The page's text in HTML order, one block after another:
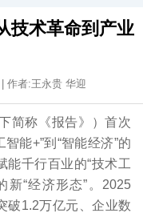
技术革命到产业
作者:王永贵 华迎
简称《报告》）首次
能+”到“智能经济”的
能千行百业的“技术工
新“经济形态”。2025
破1.2万亿元、企业数